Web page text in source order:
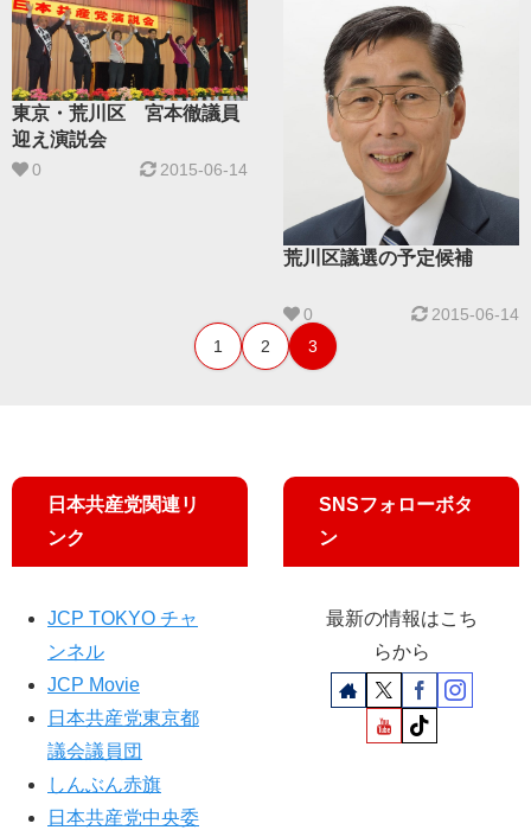
東京・荒川区 宮本徹議員
迎え演説会
0 2015-06-14
荒川区議選の予定候補
0
2015-06-14
1
2 3
日本共産党関連リ
ンク
JCP TOKYO チャ
ンネル
JCP Movie
日本共産党東京都
議会議員団
しんぶん赤旗
日本共産党中央委
SNSフォローボタ
ン
最新の情報はこち
らから